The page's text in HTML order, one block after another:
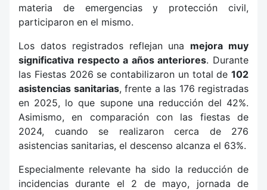
materia de emergencias y protección civil,
participaron en el mismo.
Los datos registrados reflejan una mejora muy
significativa respecto a años anteriores. Durante
las Fiestas 2026 se contabilizaron un total de 102
asistencias sanitarias, frente a las 176 registradas
en 2025, lo que supone una reducción del 42%.
Asimismo, en comparación con las fiestas de
2024, cuando se realizaron cerca de 276
asistencias sanitarias, el descenso alcanza el 63%.
Especialmente relevante ha sido la reducción de
incidencias durante el 2 de mayo, jornada de